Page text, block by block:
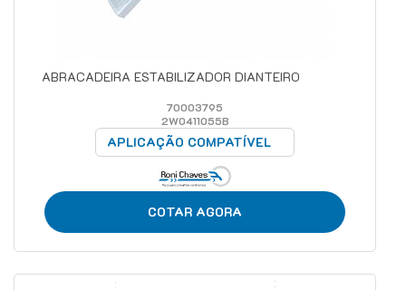
ABRACADEIRA ESTABILIZADOR DIANTEIRO
70003795
2W0411055B
APLICAÇÃO COMPATÍVEL
COTAR AGORA